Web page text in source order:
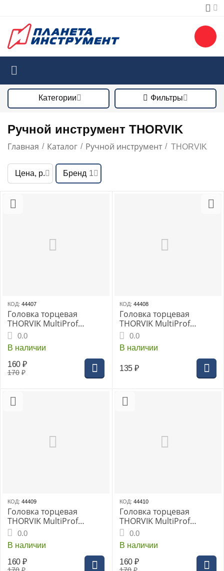
Категории Фильтры
Ручной инструмент THORVIK
Главная / Каталог / Ручной инструмент / THORVIK
Цена, р. Бренд 1
КОД: 44407
Головка торцевая
THORVIK MultiProf
1/2"DR 12 мм, (MP01212)
0.0
В наличии
170 ₽
160 ₽
КОД: 44408
Головка торцевая
THORVIK MultiProf
1/2"DR 13 мм, (MP01213)
0.0
В наличии
135 ₽
КОД: 44409
Головка торцевая
THORVIK MultiProf
1/2"DR 14 мм, (MP01214)
0.0
В наличии
160 ₽
КОД: 44410
Головка торцевая
THORVIK MultiProf
1/2"DR 15 мм, (MP01215)
0.0
В наличии
160 ₽